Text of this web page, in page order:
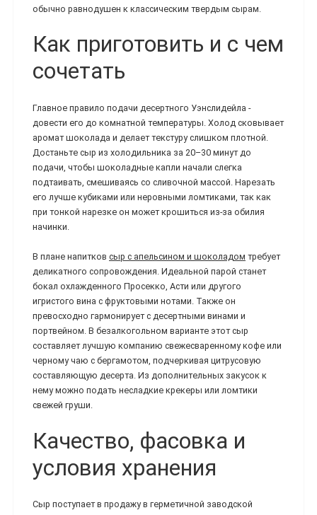
обычно равнодушен к классическим твердым сырам.
Как приготовить и с чем
сочетать
Главное правило подачи десертного Уэнслидейла -
довести его до комнатной температуры. Холод сковывает
аромат шоколада и делает текстуру слишком плотной.
Достаньте сыр из холодильника за 20–30 минут до
подачи, чтобы шоколадные капли начали слегка
подтаивать, смешиваясь со сливочной массой. Нарезать
его лучше кубиками или неровными ломтиками, так как
при тонкой нарезке он может крошиться из-за обилия
начинки.
В плане напитков сыр с апельсином и шоколадом требует
деликатного сопровождения. Идеальной парой станет
бокал охлажденного Просекко, Асти или другого
игристого вина с фруктовыми нотами. Также он
превосходно гармонирует с десертными винами и
портвейном. В безалкогольном варианте этот сыр
составляет лучшую компанию свежесваренному кофе или
черному чаю с бергамотом, подчеркивая цитрусовую
составляющую десерта. Из дополнительных закусок к
нему можно подать несладкие крекеры или ломтики
свежей груши.
Качество, фасовка и
условия хранения
Сыр поступает в продажу в герметичной заводской